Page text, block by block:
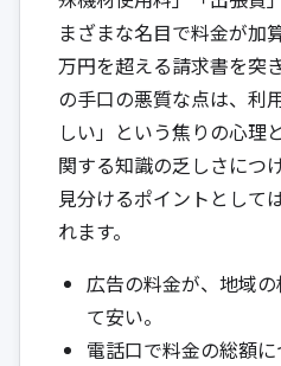
まざまな名目で料金が加
万円を超える請求書を突
の手口の悪質な点は、利
しい」という焦りの心理
関する知識の乏しさにつ
見分けるポイントとして
れます。
広告の料金が、地域
て安い。
電話口で料金の総額